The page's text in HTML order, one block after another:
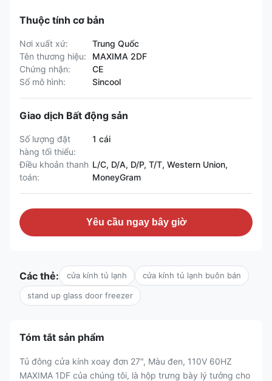
Thuộc tính cơ bản
Nơi xuất xứ:
Trung Quốc
Tên thương hiệu:
MAXIMA 2DF
Chứng nhận:
CE
Số mô hình:
Sincool
Giao dịch Bất động sản
Số lượng đặt
hàng tối thiểu:
1 cái
Điều khoản thanh
toán:
L/C, D/A, D/P, T/T, Western Union,
MoneyGram
Yêu cầu ngay bây giờ
Các thẻ: cửa kính tủ lạnh cửa kính tủ lạnh buôn bán
stand up glass door freezer
Tóm tắt sản phẩm
Tủ đông cửa kính xoay đơn 27", Màu đen, 110V 60HZ
MAXIMA 1DF của chúng tôi, là hộp trưng bày lý tưởng cho